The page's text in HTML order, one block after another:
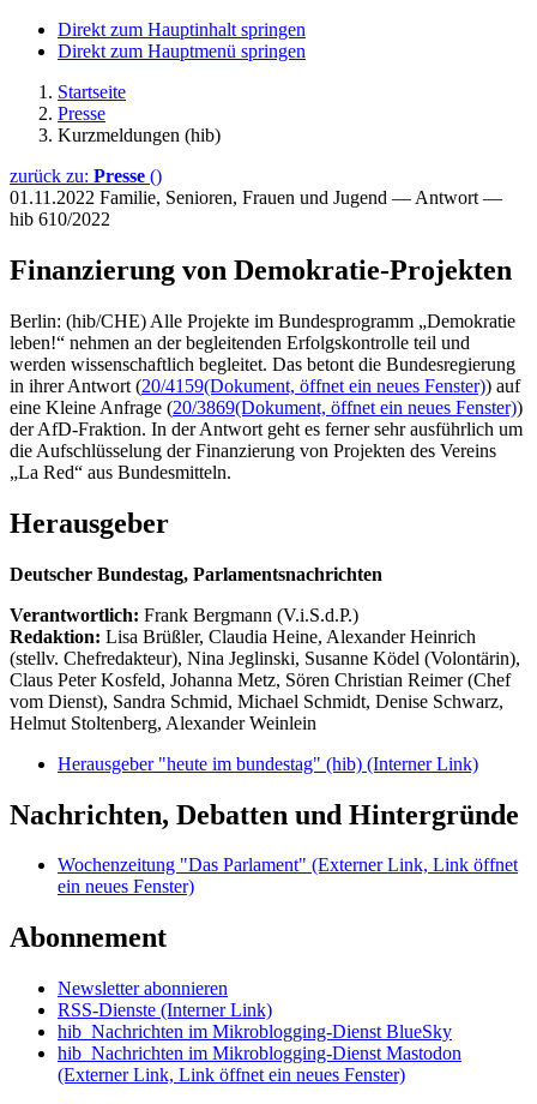
Direkt zum Hauptinhalt springen
Direkt zum Hauptmenü springen
Startseite
Presse
Kurzmeldungen (hib)
zurück zu: Presse ()
01.11.2022 Familie, Senioren, Frauen und Jugend — Antwort —
hib 610/2022
Finanzierung von Demokratie-Projekten
Berlin: (hib/CHE) Alle Projekte im Bundesprogramm „Demokratie
leben!“ nehmen an der begleitenden Erfolgskontrolle teil und
werden wissenschaftlich begleitet. Das betont die Bundesregierung
in ihrer Antwort (20/4159(Dokument, öffnet ein neues Fenster)) auf
eine Kleine Anfrage (20/3869(Dokument, öffnet ein neues Fenster))
der AfD-Fraktion. In der Antwort geht es ferner sehr ausführlich um
die Aufschlüsselung der Finanzierung von Projekten des Vereins
„La Red“ aus Bundesmitteln.
Herausgeber
Deutscher Bundestag, Parlamentsnachrichten
Verantwortlich: Frank Bergmann (V.i.S.d.P.)
Redaktion: Lisa Brüßler, Claudia Heine, Alexander Heinrich
(stellv. Chefredakteur), Nina Jeglinski, Susanne Ködel (Volontärin),
Claus Peter Kosfeld, Johanna Metz, Sören Christian Reimer (Chef
vom Dienst), Sandra Schmid, Michael Schmidt, Denise Schwarz,
Helmut Stoltenberg, Alexander Weinlein
Herausgeber "heute im bundestag" (hib) (Interner Link)
Nachrichten, Debatten und Hintergründe
Wochenzeitung "Das Parlament" (Externer Link, Link öffnet
ein neues Fenster)
Abonnement
Newsletter abonnieren
RSS-Dienste (Interner Link)
hib_Nachrichten im Mikroblogging-Dienst BlueSky
hib_Nachrichten im Mikroblogging-Dienst Mastodon
(Externer Link, Link öffnet ein neues Fenster)